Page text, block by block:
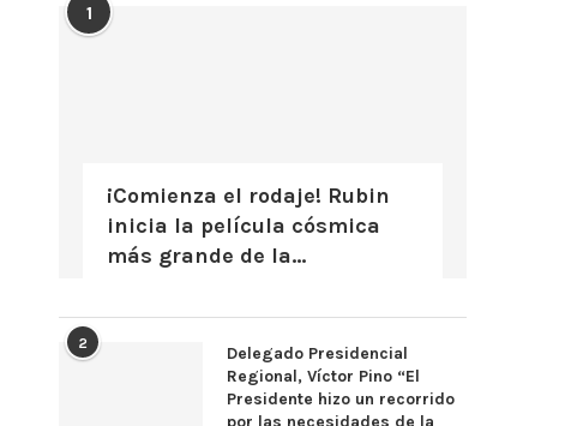
1
¡Comienza el rodaje! Rubin
inicia la película cósmica
más grande de la...
2
Delegado Presidencial
Regional, Víctor Pino “El
Presidente hizo un recorrido
por las necesidades de la